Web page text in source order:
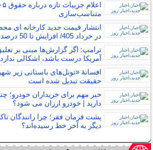
متناسب‌سازی
انتشار قیمت جدید کارخانه ای
در خرداد 405/ افزایش تا 50 درصدی قیمت ها
ترامپ: اگر گزارش‌ها مبنی بر
آمریکا درست باشد، اشکالی ندارد
افسانۀ «تونل‌های باستانی زیر
حقیقت تبدیل شده است
خبر مهم برای خریداران خودرو؛
دارید | خودرو ارزان می شود؟
پشت فرمان فقر؛ چرا رانندگان
دیگر به آخر خط رسیده‌اند؟